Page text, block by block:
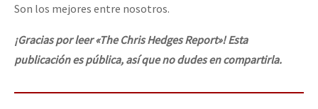
Son los mejores entre nosotros.
¡Gracias por leer «The Chris Hedges Report»! Esta
publicación es pública, así que no dudes en compartirla.